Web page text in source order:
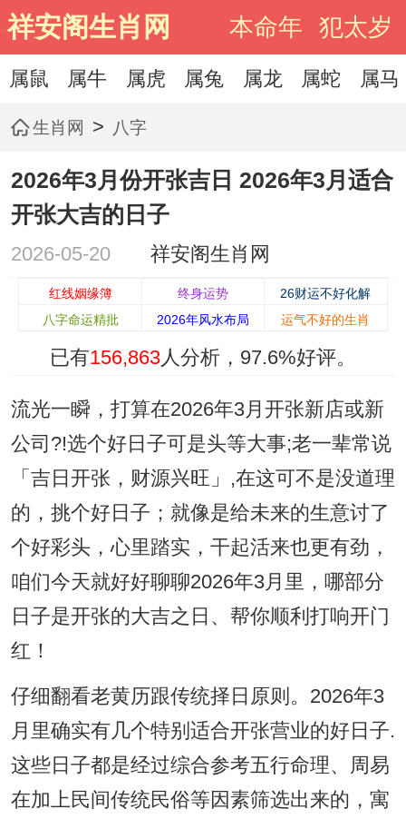
祥安阁生肖网 本命年 犯太岁
属鼠 属牛 属虎 属兔 属龙 属蛇 属马
生肖网 > 八字
2026年3月份开张吉日 2026年3月适合
开张大吉的日子
2026-05-20 祥安阁生肖网
红线姻缘簿 终身运势
26财运不好化解
八字命运精批
2026年风水布局 运气不好的生肖
已有156,863人分析， 97.6%好评。
流光一瞬，打算在2026年3月开张新店或新
公司?!选个好日子可是头等大事;老一辈常说
「吉日开张，财源兴旺」,在这可不是没道理
的，挑个好日子；就像是给未来的生意讨了
个好彩头，心里踏实，干起活来也更有劲，
咱们今天就好好聊聊2026年3月里，哪部分
日子是开张的大吉之日、帮你顺利打响开门
红！
仔细翻看老黄历跟传统择日原则。2026年3
月里确实有几个特别适合开张营业的好日子.
这些日子都是经过综合参考五行命理、周易
在加上民间传统民俗等因素筛选出来的，寓